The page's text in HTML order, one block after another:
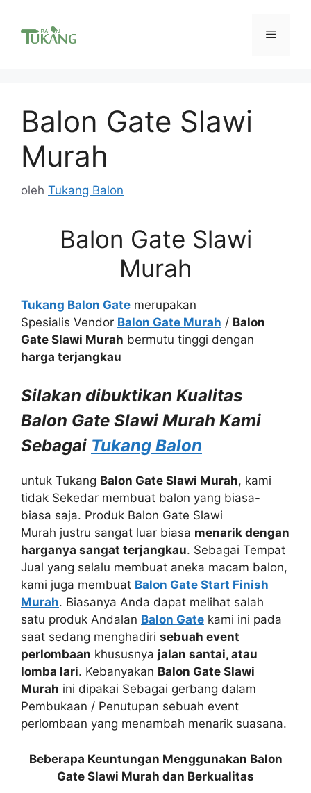
Menu
Balon Gate Slawi
Murah
oleh Tukang Balon
Balon Gate Slawi
Murah
Tukang Balon Gate merupakan
Spesialis Vendor Balon Gate Murah / Balon
Gate Slawi Murah bermutu tinggi dengan
harga terjangkau
Silakan dibuktikan Kualitas
Balon Gate Slawi Murah Kami
Sebagai Tukang Balon
untuk Tukang Balon Gate Slawi Murah, kami
tidak Sekedar membuat balon yang biasa-
biasa saja. Produk Balon Gate Slawi
Murah justru sangat luar biasa menarik dengan
harganya sangat terjangkau. Sebagai Tempat
Jual yang selalu membuat aneka macam balon,
kami juga membuat Balon Gate Start Finish
Murah. Biasanya Anda dapat melihat salah
satu produk Andalan Balon Gate kami ini pada
saat sedang menghadiri sebuah event
perlombaan khususnya jalan santai, atau
lomba lari. Kebanyakan Balon Gate Slawi
Murah ini dipakai Sebagai gerbang dalam
Pembukaan / Penutupan sebuah event
perlombaan yang menambah menarik suasana.
Beberapa Keuntungan Menggunakan Balon
Gate Slawi Murah dan Berkualitas